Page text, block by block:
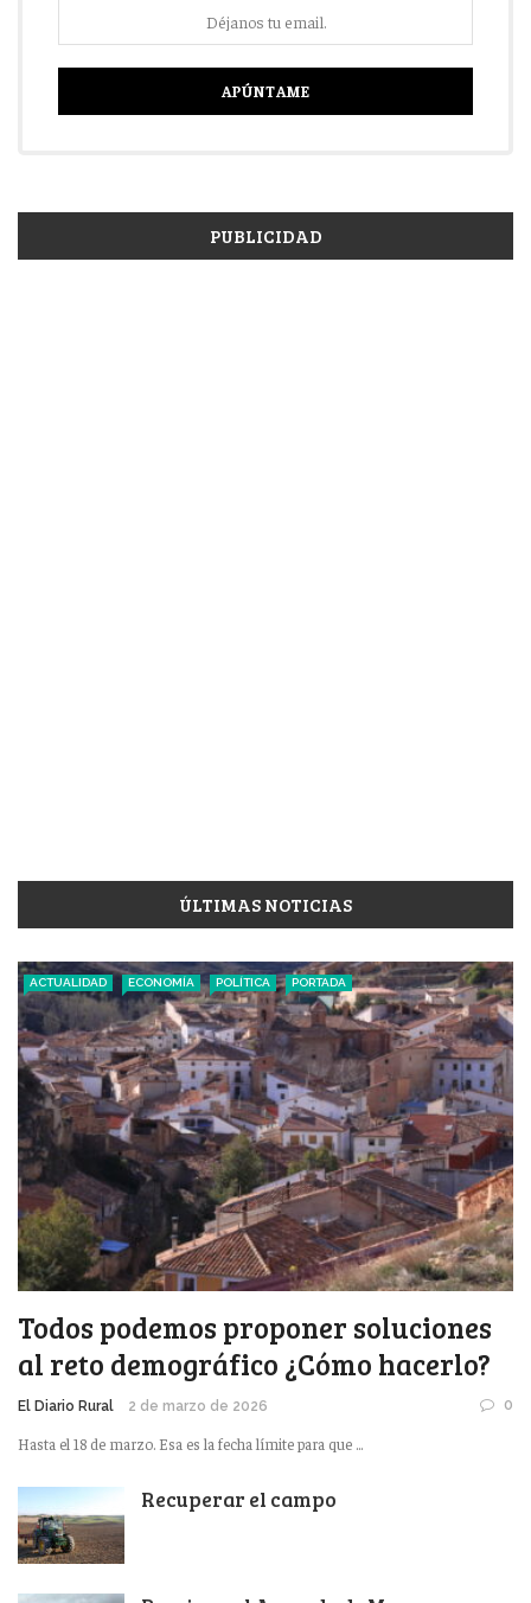
PUBLICIDAD
ÚLTIMAS NOTICIAS
ACTUALIDAD ECONOMÍA POLÍTICA PORTADA
Todos podemos proponer soluciones
al reto demográfico ¿Cómo hacerlo?
El Diario Rural 2 de marzo de 2026 0
Hasta el 18 de marzo. Esa es la fecha límite para que ...
Recuperar el campo